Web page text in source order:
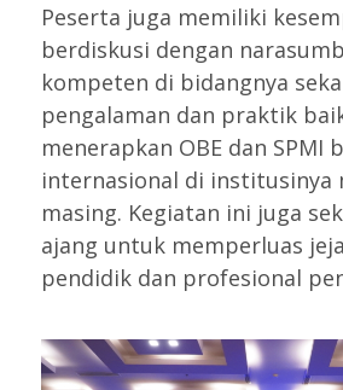
Peserta juga memiliki
berdiskusi dengan
kompeten di bidangnya
pengalaman dan praktik
menerapkan OBE dan SPMI
internasional di institusinya
masing. Kegiatan ini juga
ajang untuk memperluas
pendidik dan profesional